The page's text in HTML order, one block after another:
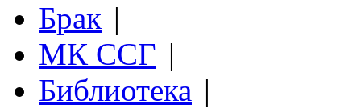
Брак |
МК ССГ |
Библиотека |